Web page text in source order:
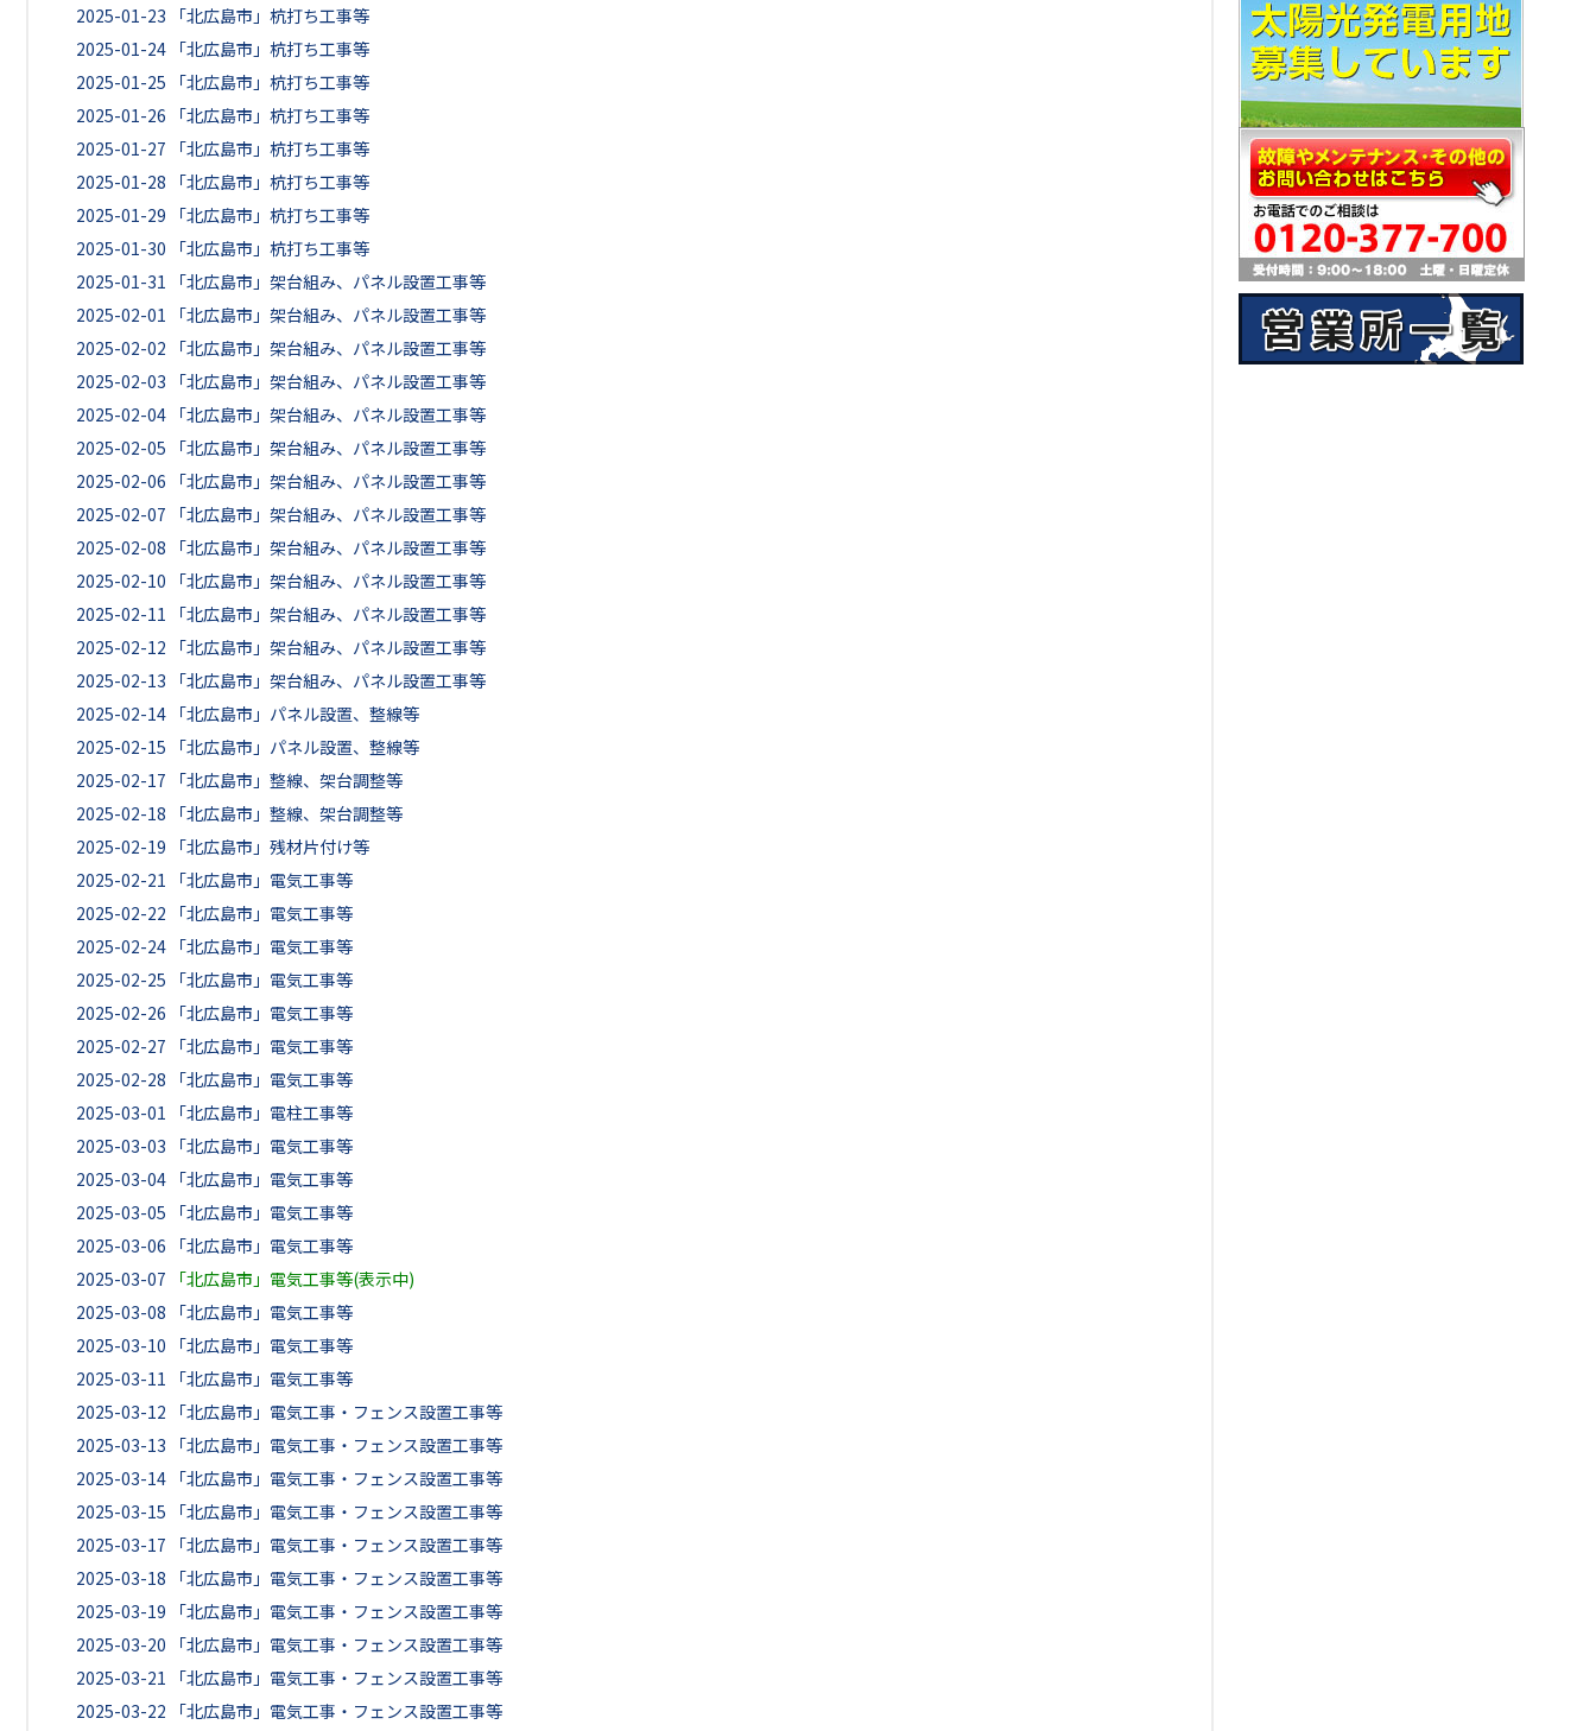
2025-01-23
「北広島市」杭打ち工事等
2025-01-24 「北広島市」杭打ち工事等
2025-01-25
「北広島市」杭打ち工事等
2025-01-26
「北広島市」杭打ち工事等
2025-01-27
「北広島市」杭打ち工事等
2025-01-28
「北広島市」杭打ち工事等
2025-01-29
「北広島市」杭打ち工事等
2025-01-30
「北広島市」杭打ち工事等
2025-01-31
「北広島市」架台組み、パネル設置工事等
2025-02-01
「北広島市」架台組み、パネル設置工事等
2025-02-02
「北広島市」架台組み、パネル設置工事等
2025-02-03
「北広島市」架台組み、パネル設置工事等
2025-02-04 「北広島市」架台組み、パネル設置工事等
2025-02-05
「北広島市」架台組み、パネル設置工事等
2025-02-06
「北広島市」架台組み、パネル設置工事等
2025-02-07
「北広島市」架台組み、パネル設置工事等
2025-02-08
「北広島市」架台組み、パネル設置工事等
2025-02-10
「北広島市」架台組み、パネル設置工事等
2025-02-11
「北広島市」架台組み、パネル設置工事等
2025-02-12
「北広島市」架台組み、パネル設置工事等
2025-02-13
「北広島市」架台組み、パネル設置工事等
2025-02-14 「北広島市」パネル設置、整線等
2025-02-15
「北広島市」パネル設置、整線等
2025-02-17
「北広島市」整線、架台調整等
2025-02-18
「北広島市」整線、架台調整等
2025-02-19
「北広島市」残材片付け等
2025-02-21
「北広島市」電気工事等
2025-02-22
「北広島市」電気工事等
2025-02-24 「北広島市」電気工事等
2025-02-25
「北広島市」電気工事等
2025-02-26
「北広島市」電気工事等
2025-02-27
「北広島市」電気工事等
2025-02-28
「北広島市」電気工事等
2025-03-01
「北広島市」電柱工事等
2025-03-03
「北広島市」電気工事等
2025-03-04 「北広島市」電気工事等
2025-03-05
「北広島市」電気工事等
2025-03-06
「北広島市」電気工事等
2025-03-07
「北広島市」電気工事等(表示中)
2025-03-08
「北広島市」電気工事等
2025-03-10
「北広島市」電気工事等
2025-03-11
「北広島市」電気工事等
2025-03-12
「北広島市」電気工事・フェンス設置工事等
2025-03-13
「北広島市」電気工事・フェンス設置工事等
2025-03-14 「北広島市」電気工事・フェンス設置工事等
2025-03-15
「北広島市」電気工事・フェンス設置工事等
2025-03-17
「北広島市」電気工事・フェンス設置工事等
2025-03-18
「北広島市」電気工事・フェンス設置工事等
2025-03-19
「北広島市」電気工事・フェンス設置工事等
2025-03-20
「北広島市」電気工事・フェンス設置工事等
2025-03-21
「北広島市」電気工事・フェンス設置工事等
2025-03-22
「北広島市」電気工事・フェンス設置工事等